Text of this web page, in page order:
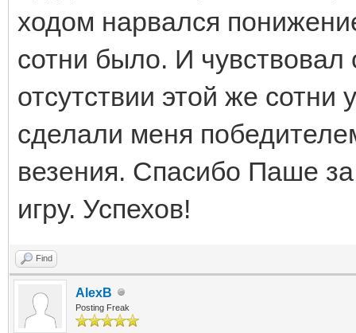
ходом нарвался
сотни было. И чувствовал
отсутствии этой же
сделали меня
везения. Спасибо Паше
игру. Успехов!
Find
AlexB
Posting Freak